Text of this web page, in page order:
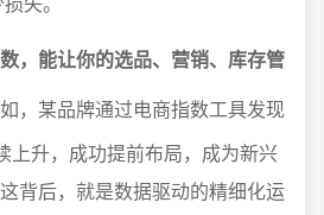
，能让你的选品、营销、库存管
，某品牌通过电商指数工具发现
上升，成功提前布局，成为新兴
背后，就是数据驱动的精细化运